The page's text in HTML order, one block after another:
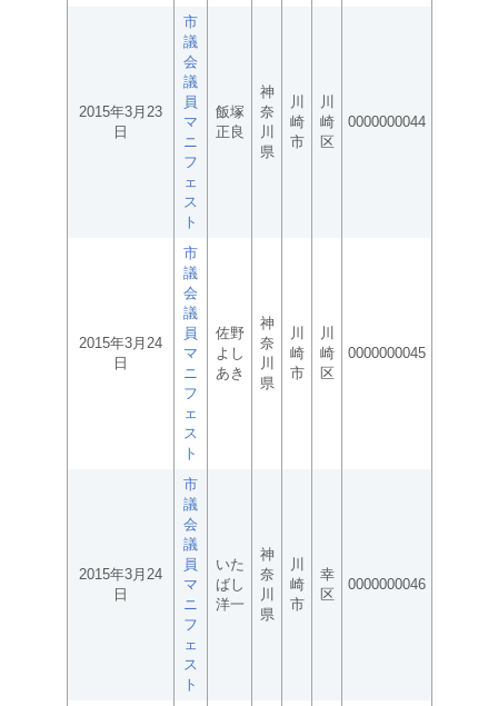
2015年3月23
日
市
議
会
議
員
マ
ニ
フ
ェ
ス
ト
飯塚
正良
神
奈
川
県
川
崎
市
川
崎
区
0000000044
2015年3月24
日
市
議
会
議
員
マ
ニ
フ
ェ
ス
ト
佐野
よし
あき
神
奈
川
県
川
崎
市
川
崎
区
0000000045
2015年3月24
日
市
議
会
議
員
マ
ニ
フ
ェ
ス
ト
いた
ばし
洋一
神
奈
川
県
川
崎
市
幸
区
0000000046